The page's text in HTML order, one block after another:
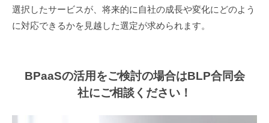
選択したサービスが、将来的に自社の成長や変化にどのよう
に対応できるかを見越した選定が求められます。
BPaaSの活用をご検討の場合はBLP合同会
社にご相談ください！